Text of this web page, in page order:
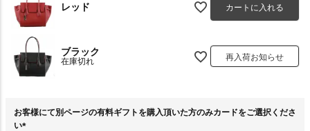
レッド カートに入れる
ブラック
在庫切れ 再入荷お知らせ
お客様にて別ページの有料ギフトを購入頂いた方のみカードをご選択くださ
い